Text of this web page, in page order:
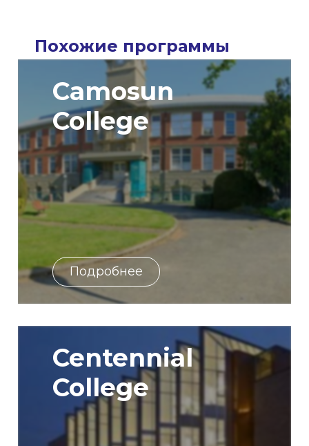
Похожие программы
Camosun
College
Подробнее
Centennial
College